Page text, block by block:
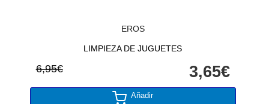
EROS
LIMPIEZA DE JUGUETES
6,95€ 3,65€
Añadir